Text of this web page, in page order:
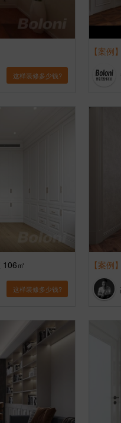
这样装修多少钱?
【案例
106㎡
这样装修多少钱?
【案例